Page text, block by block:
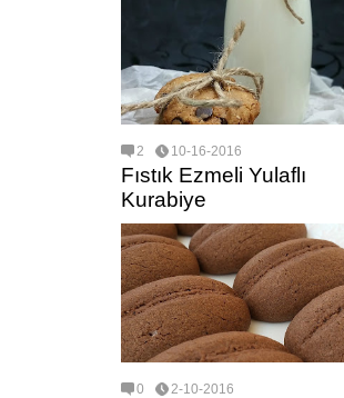
2 10-16-2016
Fıstık Ezmeli Yulaflı
Kurabiye
0 2-10-2016